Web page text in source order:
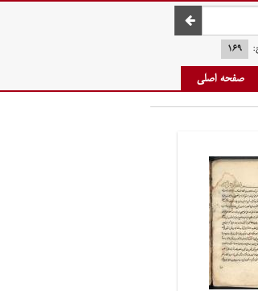
صفحه اصلی
۱۶۹
صفحه اصلی